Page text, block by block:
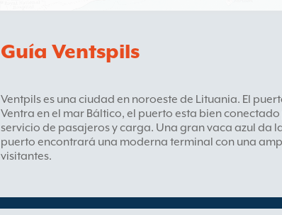
Guía Ventspils
Ventpils es una ciudad en noroeste de Lituania. El
Ventra en el mar Báltico, el puerto esta bien
servicio de pasajeros y carga. Una gran vaca azul da
puerto encontrará una moderna terminal con una
visitantes.